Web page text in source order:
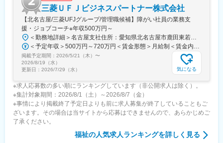
三菱ＵＦＪビジネスパートナー株式会社
【北名古屋/三菱UFJグループ/管理職候補】障がい社員の業務支
援・ジョブコーチ※年収500万円～
掲載予定期間： 2026/5/21（木） 〜
2026/8/19（水）
更新日： 2026/7/29（水） 気になる
※求人応募数の多い順にランキングしています（非公開求人は除く）。
※集計対象期間：2026/8/1（土）～2026/8/7（金）
※事情により掲載終了予定日よりも前に求人募集が終了していることもご
ざいます。その場合は当サイトから応募はできませんので、あらかじめご
了承ください。
福祉の人気求人ランキングを詳しく見る